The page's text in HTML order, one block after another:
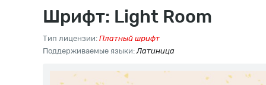
Шрифт: Light Room
Тип лицензии: Платный шрифт
Поддерживаемые языки:Латиница